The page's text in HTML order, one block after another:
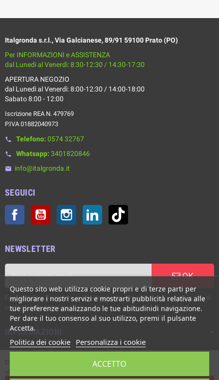
Italgronda s.r.l., Via Galcianese, 89/91 59100 Prato (PO)
Per INFORMAZIONI e ASSISTENZA
dal Lunedì al Venerdì: 8:30-12:30 / 14:30-17:30
APERTURA NEGOZIO
dal Lunedì al Venerdì: 8:00-12:30 / 14:00-18:00
Sabato 8:00 - 12:00
Iscrizione REA N. 479769
P.IVA 01882040973
phone Telefono: 0574 32767
phone Whatsapp: 3401820846
email info@italgronda.it
SEGUICI
Facebook YouTube Instagram LinkedIn
NEWSLETTER
OK
Puoi annullare l'iscrizione in ogni momento. A questo scopo, cerca le info di
contatto nelle note legali.
INFORMAZIONI
Questo sito web utilizza cookie propri e di terze parti per
migliorare i nostri servizi e mostrarti pubblicità relativa alle
tue preferenze analizzando le tue abitudinidi navigazione.
Per dare il tuo consenso al suo utilizzo, premi il pulsante
Accetta.
Politica dei cookie Personalizza i cookie
ACCETTO
Copyright © Italgronda s.r.l. 2002/2026. Tutti i diritti sono riservati. E'